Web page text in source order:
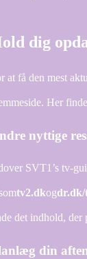
dig
at få den mest
Her
nyttige
SVT1’s tv-
tv2.dkogdr.dk/
det indhold, der
din